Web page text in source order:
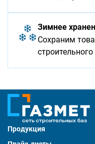
Зимнее
Сохраним
строительного
Продукция